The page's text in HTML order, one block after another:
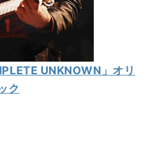
UNKNOWN」オリ
ク